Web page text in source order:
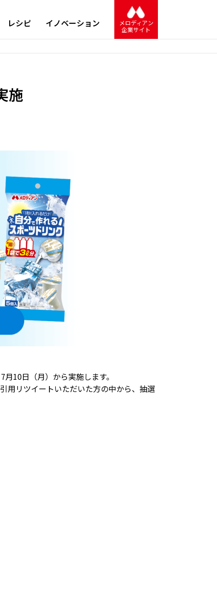
レシピ イノベーション
メロディアン
企業サイト
施
10日（月）から実施します。
用リツイートいただいた方の中から、抽選